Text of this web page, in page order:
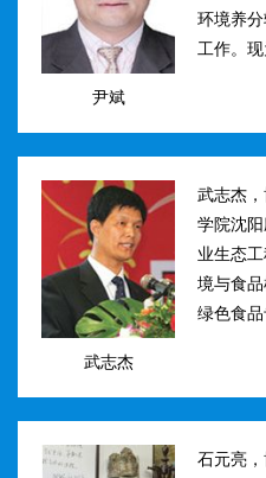
尹斌
环境养
工作。
影...
武志杰
武志杰
学院沈
业生态
境与食
绿色食品
学调控
石元亮